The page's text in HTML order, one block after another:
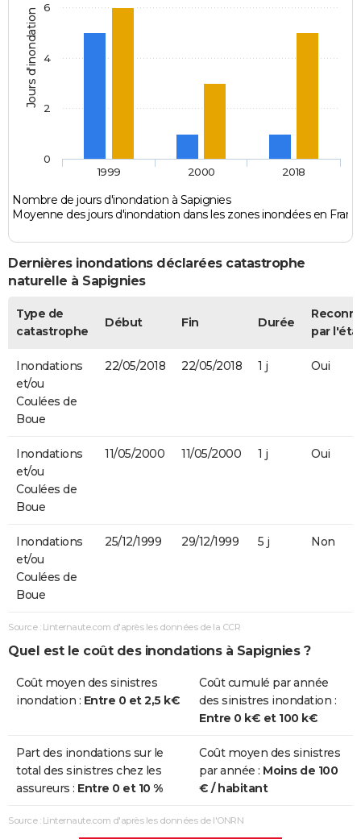
Jours d'inondation
Nombre de jours d'inondation à Sapignies
Moyenne des jours d'inondation dans les zones inondées en
1999 2000 2018
0
2
4
6
Dernières inondations déclarées catastrophe
naturelle à Sapignies
Type de
catastrophe
Début Fin Durée
par
Inondations
et/ou
Coulées de
Boue
22/05/2018 22/05/2018 1 j Oui
Inondations
et/ou
Coulées de
Boue
11/05/2000 11/05/2000 1 j Oui
Inondations
et/ou
Coulées de
Boue
25/12/1999 29/12/1999 5 j Non
Source : Linternaute.com d'après les données de la CCR
Quel est le coût des inondations à Sapignies ?
Coût moyen des sinistres
inondation : Entre 0 et 2,5 k€
Coût cumulé par année
des sinistres inondation :
Entre 0 k€ et 100 k€
Part des inondations sur le
total des sinistres chez les
assureurs : Entre 0 et 10 %
Coût moyen des sinistres
par année : Moins de 100
€ / habitant
Source : Linternaute.com d'après les données de l'ONRN